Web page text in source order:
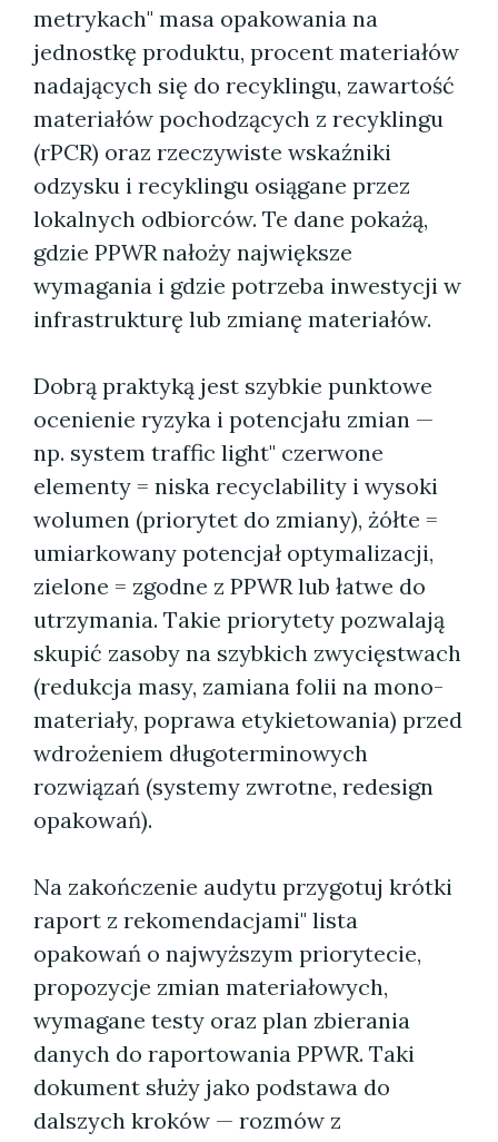
metrykach" masa opakowania na
jednostkę produktu, procent materiałów
nadających się do recyklingu, zawartość
materiałów pochodzących z recyklingu
(rPCR) oraz rzeczywiste wskaźniki
odzysku i recyklingu osiągane przez
lokalnych odbiorców. Te dane pokażą,
gdzie PPWR nałoży największe
wymagania i gdzie potrzeba inwestycji w
infrastrukturę lub zmianę materiałów.
Dobrą praktyką jest szybkie punktowe
ocenienie ryzyka i potencjału zmian —
np. system traffic light" czerwone
elementy = niska recyclability i wysoki
wolumen (priorytet do zmiany), żółte =
umiarkowany potencjał optymalizacji,
zielone = zgodne z PPWR lub łatwe do
utrzymania. Takie priorytety pozwalają
skupić zasoby na szybkich zwycięstwach
(redukcja masy, zamiana folii na mono-
materiały, poprawa etykietowania) przed
wdrożeniem długoterminowych
rozwiązań (systemy zwrotne, redesign
opakowań).
Na zakończenie audytu przygotuj krótki
raport z rekomendacjami" lista
opakowań o najwyższym priorytecie,
propozycje zmian materiałowych,
wymagane testy oraz plan zbierania
danych do raportowania PPWR. Taki
dokument służy jako podstawa do
dalszych kroków — rozmów z